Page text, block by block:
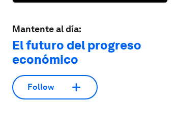
Mantente al día:
El futuro del progreso
económico
Follow